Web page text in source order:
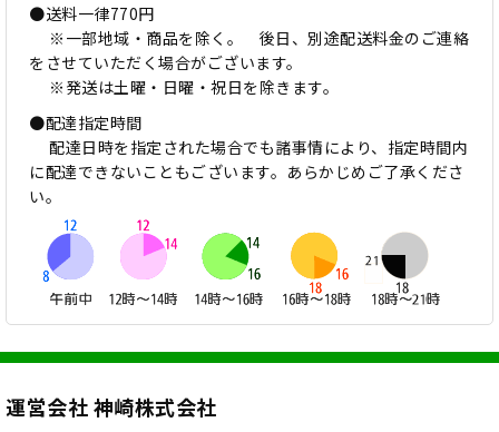
●送料一律770円
※一部地域・商品を除く。 後日、別途配送料金のご連絡
をさせていただく場合がございます。
※発送は土曜・日曜・祝日を除きます。
●配達指定時間
配達日時を指定された場合でも諸事情により、指定時間内
に配達できないこともございます。あらかじめご了承くださ
い。
運営会社 神崎株式会社